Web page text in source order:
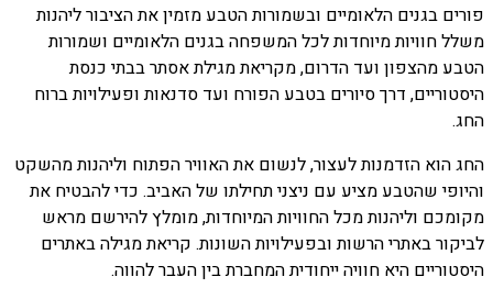
פורים בגנים הלאומיים ובשמורות הטבע מזמין את הציבור ליהנות
משלל חוויות מיוחדות לכל המשפחה בגנים הלאומיים ושמורות
הטבע מהצפון ועד הדרום, מקריאת מגילת אסתר בבתי כנסת
היסטוריים, דרך סיורים בטבע הפורח ועד סדנאות ופעילויות ברוח
החג.
החג הוא הזדמנות לעצור, לנשום את האוויר הפתוח וליהנות מהשקט
והיופי שהטבע מציע עם ניצני תחילתו של האביב. כדי להבטיח את
מקומכם וליהנות מכל החוויות המיוחדות, מומלץ להירשם מראש
לביקור באתרי הרשות ובפעילויות השונות. קריאת מגילה באתרים
היסטוריים היא חוויה ייחודית המחברת בין העבר להווה.